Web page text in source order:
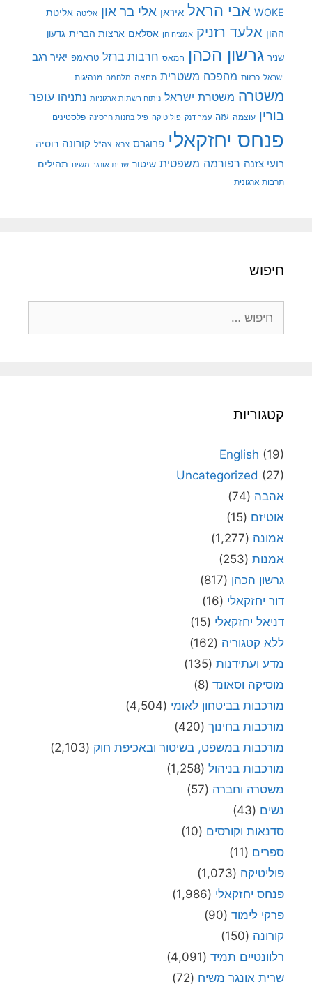
WOKE אבי הראל איראן אלי בר און אליטה אליטת
ההון אלעד רזניק אמציה חן אסלאם ארצות הברית גדעון
שניר גרשון הכהן חמאס חרבות ברזל טראמפ יאיר רגב
ישראל כרזות מהפכה משטרית מחאה מלחמה מנהיגות
משטרה משטרת ישראל ניתוח רשתות ארגוניות נתניהו עופר
בורין עוצמה עזה עמר דנק פוליטיקה פיל בחנות חרסינה פלסטינים
פנחס יחזקאלי פרוגרס צבא צה"ל קורונה רוסיה
רועי צזנה רפורמה משפטית שיטור שרית אונגר משיח תהילים
תרבות ארגונית
חיפוש
קטגוריות
English (19)
Uncategorized (27)
אהבה (74)
אוטיזם (15)
אמונה (1,277)
אמנות (253)
גרשון הכהן (817)
דור יחזקאלי (16)
דניאל יחזקאלי (15)
ללא קטגוריה (162)
מדע ועתידנות (135)
מוסיקה וסאונד (8)
מורכבות בביטחון לאומי (4,504)
מורכבות בחינוך (420)
מורכבות במשפט, בשיטור ובאכיפת חוק (2,103)
מורכבות בניהול (1,258)
משטרה וחברה (57)
נשים (43)
סדנאות וקורסים (10)
ספרים (11)
פוליטיקה (1,073)
פנחס יחזקאלי (1,986)
פרקי לימוד (90)
קורונה (150)
רלוונטיים תמיד (4,091)
שרית אונגר משיח (72)